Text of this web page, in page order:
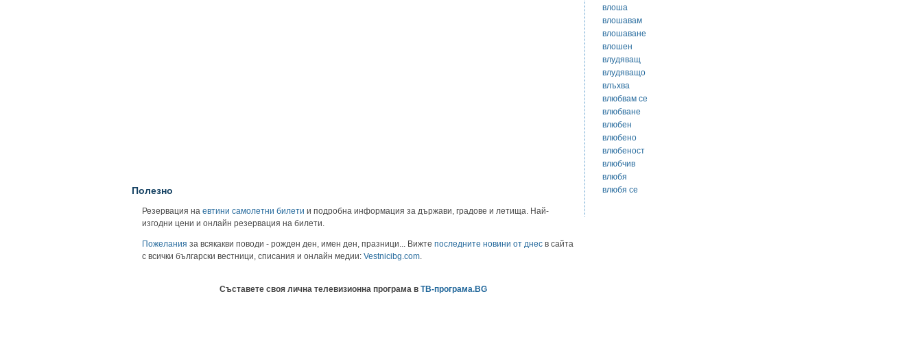
Полезно
Резервация на евтини самолетни билети и подробна информация за държави, градове и летища. Най-
изгодни цени и онлайн резервация на билети.
Пожелания за всякакви поводи - рожден ден, имен ден, празници... Вижте последните новини от днес в сайта
с всички български вестници, списания и онлайн медии: Vestnicibg.com
Съставете своя лична телевизионна програма в ТВ-програма.BG
влоша
влошавам
влошаване
влошен
влудяващ
влудяващо
влъхва
влюбвам се
влюбване
влюбен
влюбено
влюбеност
влюбчив
влюбя
влюбя се